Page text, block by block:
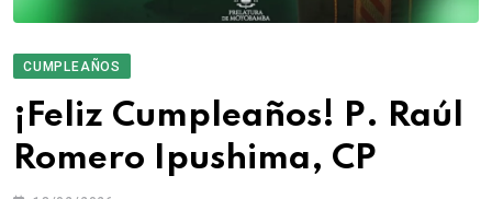
CUMPLEAÑOS
¡Feliz Cumpleaños! P. Raúl
Romero Ipushima, CP